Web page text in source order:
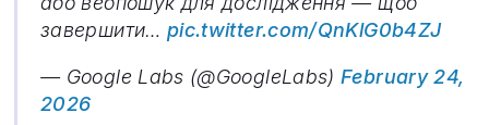
завершити… pic.twitter.com/QnKlG0b4ZJ
— Google Labs (@GoogleLabs)February 24,
2026